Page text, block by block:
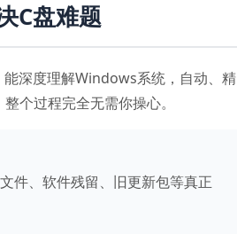
C盘难题
深度理解Windows系统，自动、精
个过程完全无需你操心。
件、软件残留、旧更新包等真正